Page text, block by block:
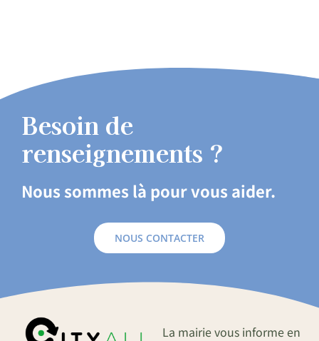
Besoin de
renseignements ?
Nous sommes là pour vous aider.
NOUS CONTACTER
La mairie vous informe en